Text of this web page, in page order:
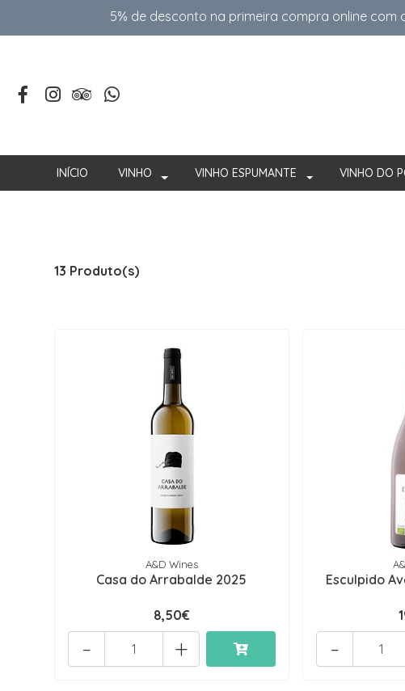
5% de desconto na primeira compra online
INÍCIO VINHO VINHO ESPUMANTE VINHO DO
13 Produto(s)
A&D Wines
Casa do Arrabalde 2025
8,50€
+
-
Esculpido
-